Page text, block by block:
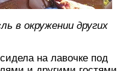
в окружении других
на лавочке под